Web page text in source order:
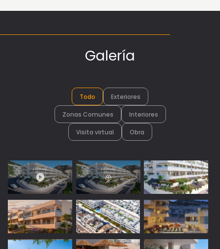
Galería
Todo Exteriores
Zonas Comunes Interiores
Visita virtual Obra